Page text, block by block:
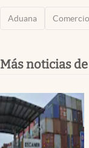
Aduana
Más noticias de